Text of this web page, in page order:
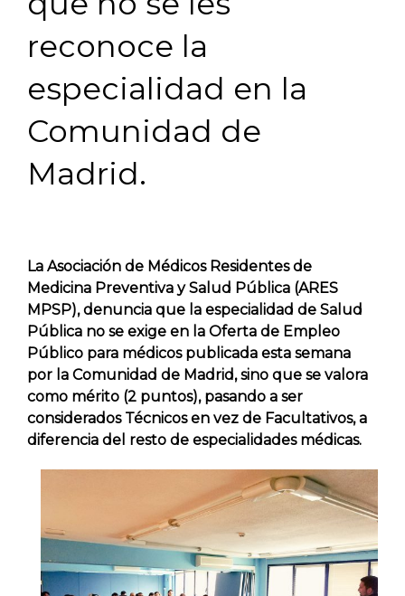
reconoce la
especialidad en la
Comunidad de
Madrid.
La Asociación de Médicos Residentes de
Medicina Preventiva y Salud Pública (ARES
MPSP), denuncia que la especialidad de Salud
Pública no se exige en la Oferta de Empleo
Público para médicos publicada esta semana
por la Comunidad de Madrid, sino que se valora
como mérito (2 puntos), pasando a ser
considerados Técnicos en vez de Facultativos, a
diferencia del resto de especialidades médicas.